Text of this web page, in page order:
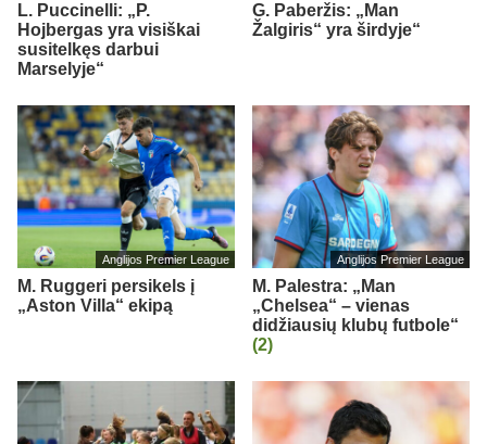
L. Puccinelli: „P.
Hojbergas yra visiškai
susitelkęs darbui
Marselyje“
G. Paberžis: „Man
Žalgiris“ yra širdyje“
Anglijos Premier League
M. Ruggeri persikels į
„Aston Villa“ ekipą
Anglijos Premier League
M. Palestra: „Man
„Chelsea“ – vienas
didžiausių klubų futbole“
(2)